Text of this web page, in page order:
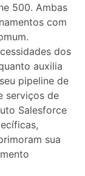
500. Ambas
com
dos
auxilia
pipeline de
serviços de
Salesforce
sua